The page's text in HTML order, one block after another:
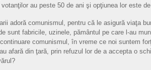
au peste 50 de ani şi opţiunea lor este de
adoră comunismul, pentru că le asigură viaţa
sunt fabricile, uzinele, pământul pe care l-au
comunismul, în vreme ce noi suntem
afară din ţară, prin refuzul lor de a accepta o